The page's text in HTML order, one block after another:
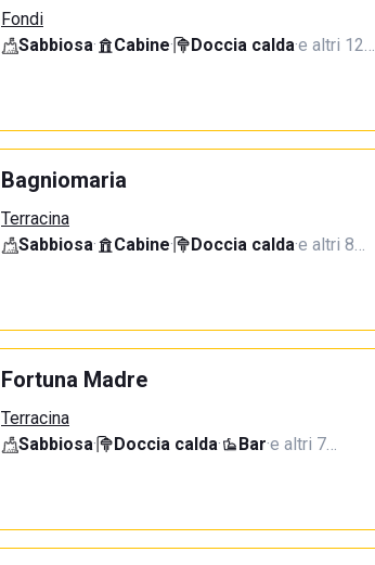
Fondi
Sabbiosa· Cabine· Doccia calda·e altri 12…
Bagniomaria
Terracina
Sabbiosa· Cabine· Doccia calda·e altri 8…
Fortuna Madre
Terracina
Sabbiosa· Doccia calda· Bar·e altri 7…